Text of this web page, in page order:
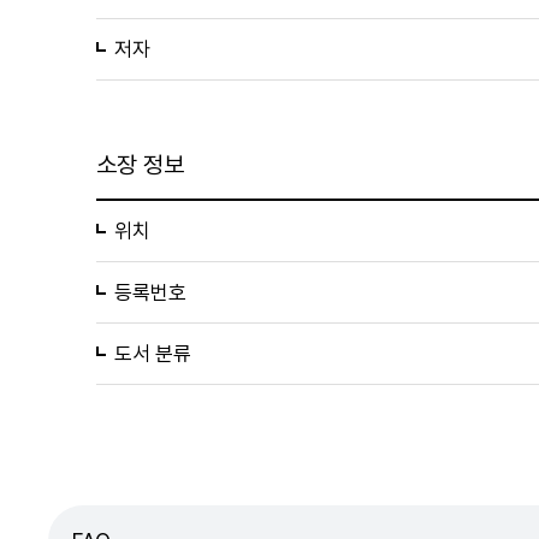
저자
소장 정보
위치
등록번호
도서 분류